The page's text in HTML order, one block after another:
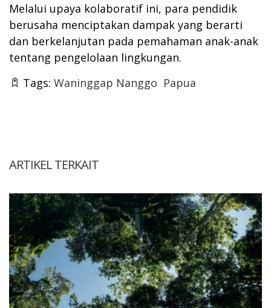
Melalui upaya kolaboratif ini, para pendidik
berusaha menciptakan dampak yang berarti
dan berkelanjutan pada pemahaman anak-anak
tentang pengelolaan lingkungan.
Tags: Waninggap Nanggo Papua
ARTIKEL TERKAIT